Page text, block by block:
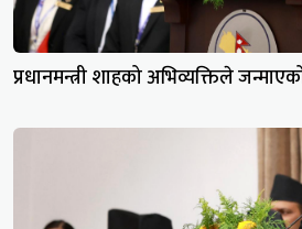
प्रधानमन्त्री शाहको अभिव्यक्तिले